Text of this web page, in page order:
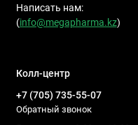
Написать нам:
(info@megapharma.kz)
Колл-центр
+7 (705) 735-55-07
Обратный звонок